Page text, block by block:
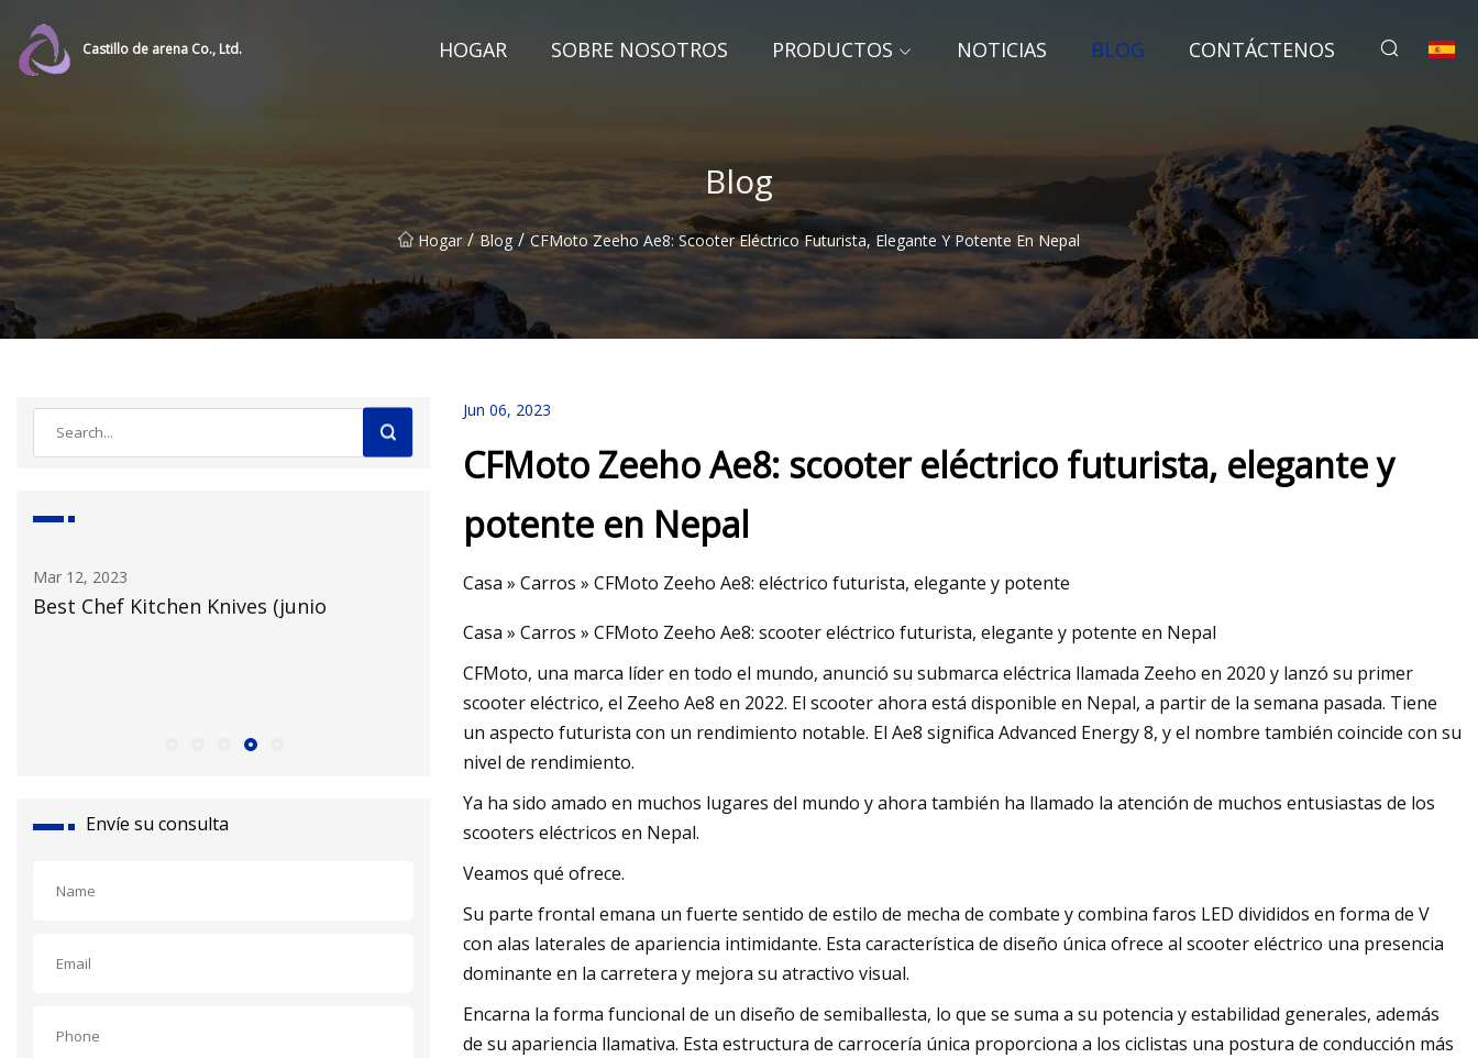
Castillo de arena Co., Ltd. HOGAR SOBRE NOSOTROS PRODUCTOS NOTICIAS BLOG CONTÁCTENOS
Blog
Hogar / Blog / CFMoto Zeeho Ae8: Scooter Eléctrico Futurista, Elegante Y Potente En Nepal
Mar 14, 2023
Los hoverboards ahora están
Mar 06, 2023
Market: ¿Cómo crecerá el mercado con
una tasa más alta para los próximos
años 2023?
Envíe su consulta
Jun 06, 2023
CFMoto Zeeho Ae8: scooter eléctrico futurista, elegante y
potente en Nepal
Casa » Carros » CFMoto Zeeho Ae8: eléctrico futurista, elegante y potente
Casa » Carros » CFMoto Zeeho Ae8: scooter eléctrico futurista, elegante y potente en Nepal
CFMoto, una marca líder en todo el mundo, anunció su submarca eléctrica llamada Zeeho en 2020 y lanzó su primer
scooter eléctrico, el Zeeho Ae8 en 2022. El scooter ahora está disponible en Nepal, a partir de la semana pasada. Tiene
un aspecto futurista con un rendimiento notable. El Ae8 significa Advanced Energy 8, y el nombre también coincide con su
nivel de rendimiento.
Ya ha sido amado en muchos lugares del mundo y ahora también ha llamado la atención de muchos entusiastas de los
scooters eléctricos en Nepal.
Veamos qué ofrece.
Su parte frontal emana un fuerte sentido de estilo de mecha de combate y combina faros LED divididos en forma de V
con alas laterales de apariencia intimidante. Esta característica de diseño única ofrece al scooter eléctrico una presencia
dominante en la carretera y mejora su atractivo visual.
Encarna la forma funcional de un diseño de semiballesta, lo que se suma a su potencia y estabilidad generales, además
de su apariencia llamativa. Esta estructura de carrocería única proporciona a los ciclistas una postura de conducción más